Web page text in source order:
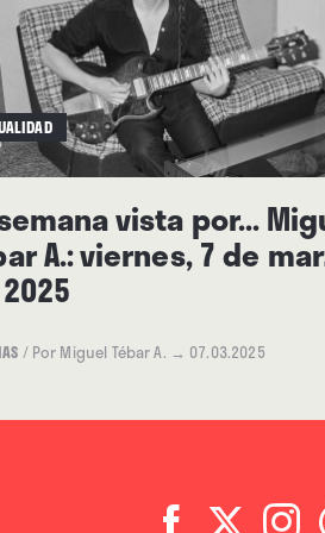
vista por...
A.: viernes, 7 de
/ Por Miguel Tébar A. → 07.03.2025